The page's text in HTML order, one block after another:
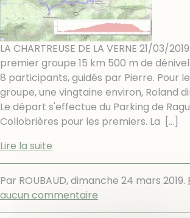
LA CHARTREUSE DE LA VERNE 21/03/
premier groupe 15 km 500 m de
8 participants, guidés par Pierre. Pour
groupe, une vingtaine environ, Roland
Le départ s'effectue du Parking de
Collobrières pour les premiers. La
[…]
Lire la suite
Par ROUBAUD,dimanche 24 mars 2019.
aucun commentaire